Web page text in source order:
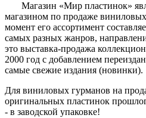
Магазин «Мир пластинок»
магазином по продаже
момент его ассортимент
самых разных жанров,
это выставка-продажа
2000 год с добавлением
самые свежие издания (новинки).
Для виниловых гурманов на
оригинальных пластинок
- в заводской упаковке!